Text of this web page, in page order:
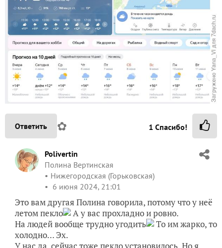
Ответить ✿ 1 Спасибо!
Polivertin
Полина Вертинская
Нижегородская (Горьковская)
6 июня 2024, 21:01
Это вам другая Полина говорила, потому что у неё
летом пекло
А у вас прохладно и ровно.
На людей вообще трудно угодить
То им жарко, то
холодно… Эх.
У нас да, сейчас тоже пекло установилось. Но я